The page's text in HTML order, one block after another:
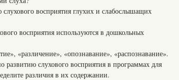
восприятия глухих и слабослышащих
восприятия используются в дошкольных
«различение», «опознавание», «распознавание».
слухового восприятия в программах для
различия в их содержании.